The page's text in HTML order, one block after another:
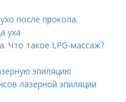
после прокола.
уха
Что такое LPG-массаж?
эпиляцию
лазерной эпиляции